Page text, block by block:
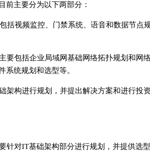
前主要分为以下两部分：
括视频监控、门禁系统、语音和数据节点
要包括企业局域网基础网络拓扑规划和网
系统规划和选型等。
架构进行规划，并提出解决方案和进行投
针对IT基础架构部分进行规划，并提供选